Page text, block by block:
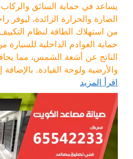
يساعد في حماية السائق
الضارة والحرارة الزائدة، ليوفر
من استهلاك الطاقة لنظام
حماية العوادم الداخلية للسيارة
الناتج عن أشعة الشمس، مما
والأرضية ولوحة القيادة.
اقرأ المزيد